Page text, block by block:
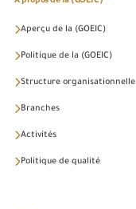
Aperçu de la (GOEIC)
Politique de la (GOEIC)
Structure organisationnelle
Branches
Activités
Politique de qualité